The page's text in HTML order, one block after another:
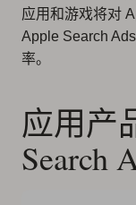
应用和游戏将对
Apple Search
率。
应用产
Search